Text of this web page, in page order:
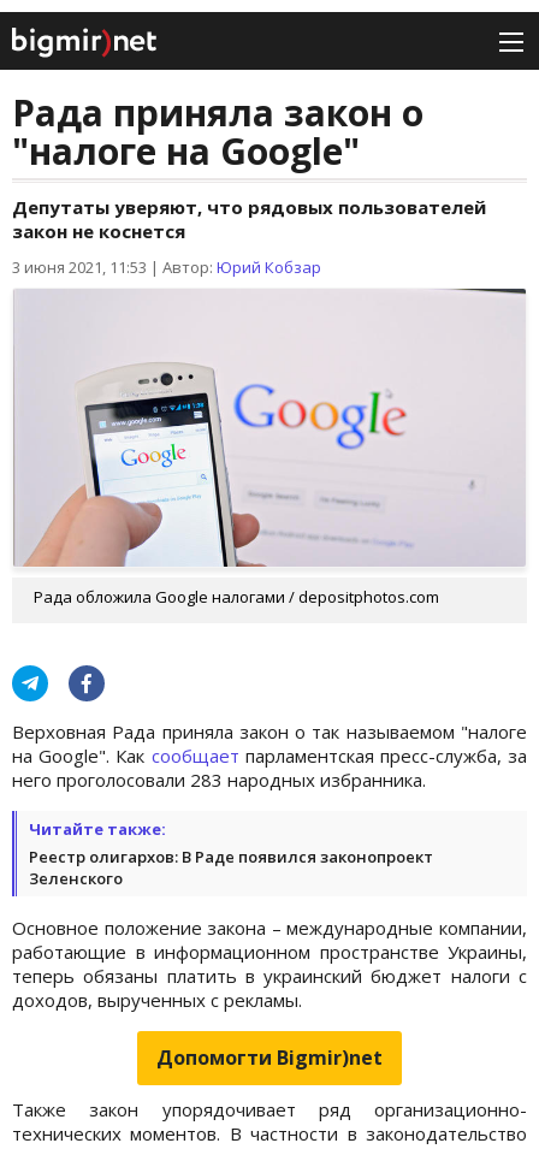
Рада приняла закон о
"налоге на Google"
Депутаты уверяют, что рядовых пользователей
закон не коснется
3 июня 2021, 11:53 | Автор: Юрий Кобзар
Рада обложила Google налогами / depositphotos.com
Верховная Рада приняла закон о так называемом "налоге
на Google". Как сообщает парламентская пресс-служба, за
него проголосовали 283 народных избранника.
Читайте также:
Реестр олигархов: В Раде появился законопроект
Зеленского
Основное положение закона – международные компании,
работающие в информационном пространстве Украины,
теперь обязаны платить в украинский бюджет налоги с
доходов, вырученных с рекламы.
Допомогти Bigmir)net
Также закон упорядочивает ряд организационно-
технических моментов. В частности в законодательство